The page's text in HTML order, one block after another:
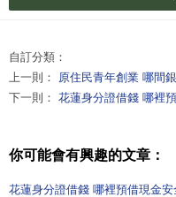
自訂分類：
上一則： 原住民青年創業 哪間
下一則： 花蓮身分證借錢 哪裡
你可能會有興趣的文章：
花蓮身分證借錢 哪裡預借現金